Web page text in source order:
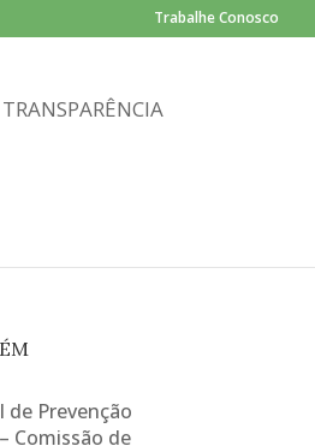
Trabalhe Conosco
TRANSPARÊNCIA
de Prevenção
Comissão de